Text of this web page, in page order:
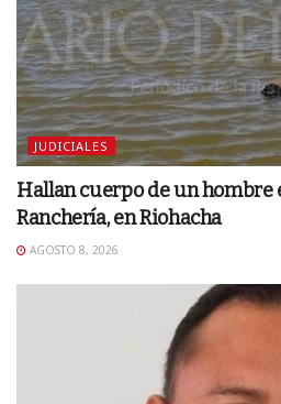
JUDICIALES
Hallan cuerpo de un hombre
Ranchería, en Riohacha
AGOSTO 8, 2026